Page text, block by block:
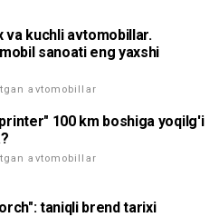
va kuchli avtomobillar.
sanoati eng yaxshi
avtomobillar
100 km boshiga yoqilg'i
avtomobillar
taniqli brend tarixi